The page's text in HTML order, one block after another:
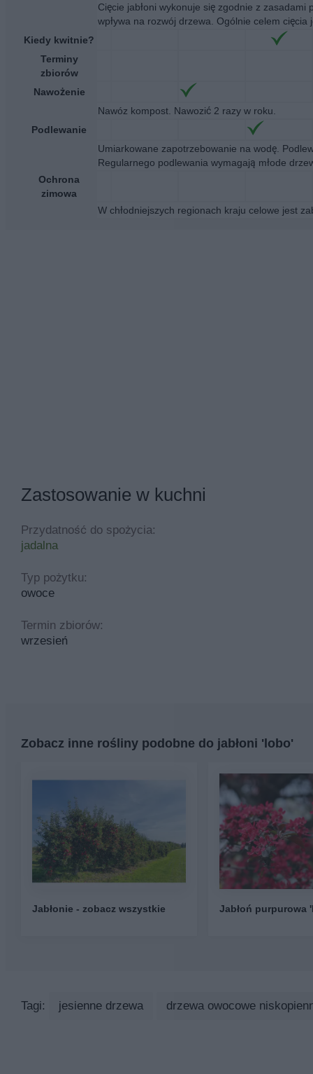
Cięcie jabłoni wykonuje się zgodnie z
wpływa na rozwój drzewa. Ogólnie celem
Kiedy kwitnie?
Terminy
zbiorów
Nawożenie
Nawóz kompost. Nawozić 2 razy w roku.
Podlewanie
Umiarkowane zapotrzebowanie na wodę.
Regularnego podlewania wymagają młode
Ochrona
zimowa
W chłodniejszych regionach kraju celowe jest
Zastosowanie w kuchni
Przydatność do spożycia:
jadalna
Typ pożytku:
owoce
Termin zbiorów:
wrzesień
Zobacz inne rośliny podobne do jabłoni 'lobo'
Jabłonie - zobacz wszystkie Jabłoń purpurowa
Tagi: jesienne drzewa drzewa owocowe